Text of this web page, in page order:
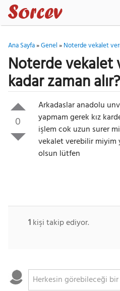
Ana Sayfa»Genel»Noterde vekalet
Noterde vekalet
kadar zaman alır?
0
Arkadaslar anadolu
yapmam gerek kız
işlem cok uzun surer
vekalet verebilir
olsun lütfen
1kişi takip ediyor.